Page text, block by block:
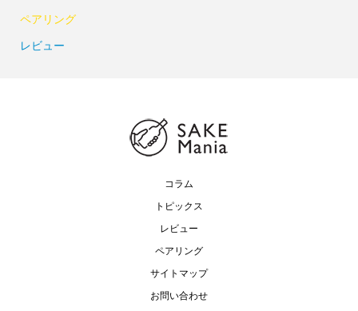
ペアリング
レビュー
コラム
トピックス
レビュー
ペアリング
サイトマップ
お問い合わせ